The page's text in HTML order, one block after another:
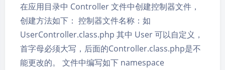
关闭 日落 暗化 灰度
在应用目录中 Controller 文件中创建控制器文件，
创建方法如下： 控制器文件名称：如
UserController.class.php 其中 User 可以自定义，
首字母必须大写，后面的Controller.class.php是不
能更改的。 文件中编写如下 namespace